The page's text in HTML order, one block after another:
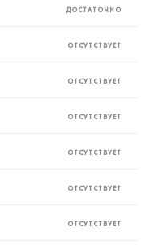
ДОСТАТОЧНО
ОТСУТСТВУЕТ
ОТСУТСТВУЕТ
ОТСУТСТВУЕТ
ОТСУТСТВУЕТ
ОТСУТСТВУЕТ
ОТСУТСТВУЕТ